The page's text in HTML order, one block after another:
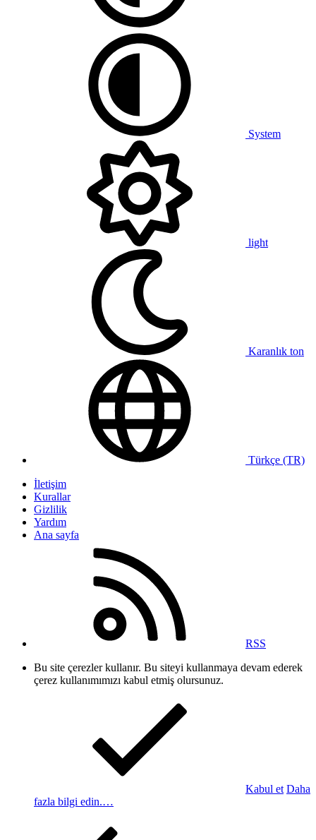
System
light
Karanlık ton
Türkçe (TR)
İletişim
Kurallar
Gizlilik
Yardım
Ana sayfa
RSS
Bu site çerezler kullanır. Bu siteyi kullanmaya devam ederek
çerez kullanımımızı kabul etmiş olursunuz.
Kabul et Daha
fazla bilgi edin.…